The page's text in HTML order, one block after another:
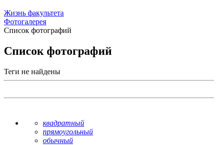
Жизнь факультета
Фотогалерея
Список фотографий
Список фотографий
Теги не найдены
квадратный
прямоугольный
обычный